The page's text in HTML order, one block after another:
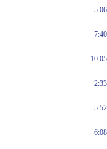
5:06
7:40
10:05
2:33
5:52
6:08